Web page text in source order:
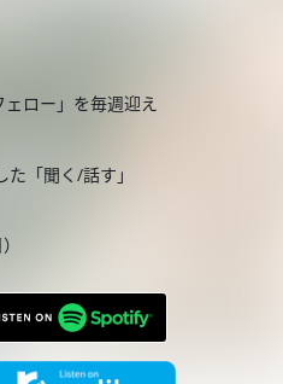
ロー」を毎週迎え
「聞く/話す」